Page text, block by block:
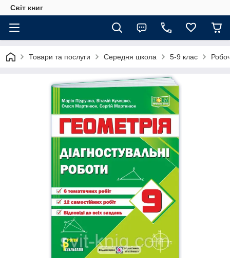
Світ книг
Товари та послуги Середня школа 5-9 клас